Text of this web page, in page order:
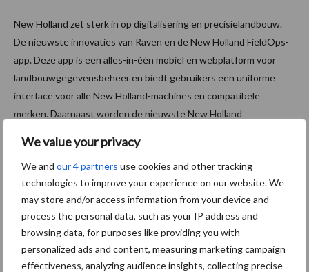
We value your privacy
We and our 4 partners use cookies and other tracking
technologies to improve your experience on our website. We
may store and/or access information from your device and
process the personal data, such as your IP address and
browsing data, for purposes like providing you with
personalized ads and content, measuring marketing campaign
effectiveness, analyzing audience insights, collecting precise
New Holland zet sterk in op digitalisering en precisielandbouw.
De nieuwste innovaties van Raven en de New Holland FieldOps-
app. Deze app is een alles-in-één mobiel en webplatform voor
landbouwgegevensbeheer en biedt gebruikers een uniforme
interface voor alle New Holland-machines en compatibele
merken. Daarnaast worden de nieuwste New Holland
gecertificeerde onderdelen en precisietechnologie getoond.
FleetPro richt zich vooral op machines buiten garantie en oudere
voertuigen, om betaalbare en betrouwbare ondersteuning te
blijven garanderen.
Bron en beeld:New Holland
Meer artikelen over trekkers